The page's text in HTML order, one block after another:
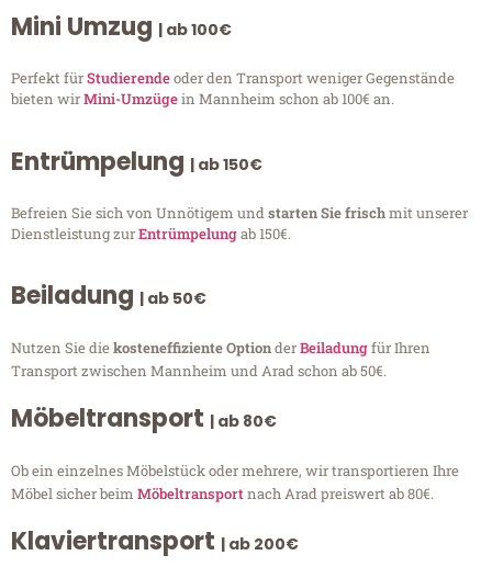
Mini Umzug | ab 100€
Perfekt fürStudierendeoder den Transport weniger Gegenstände
bieten wirMini-Umzügein Mannheim schon ab 100€ an.
Entrümpelung | ab 150€
Befreien Sie sich von Unnötigem undstarten Sie frischmit unserer
Dienstleistung zurEntrümpelungab 150€.
Beiladung | ab 50€
Nutzen Sie diekosteneffiziente OptionderBeiladungfür Ihren
Transport zwischen Mannheim und Arad schon ab 50€.
Möbeltransport | ab 80€
Ob ein einzelnes Möbelstück oder mehrere, wir transportieren Ihre
Möbel sicher beim Möbeltransportnach Arad preiswert ab 80€.
Klaviertransport | ab 200€